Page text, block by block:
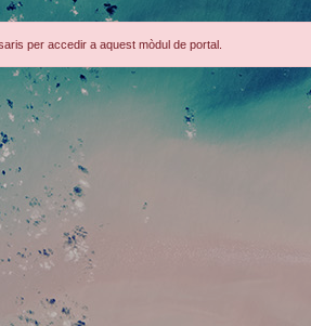
per accedir a aquest mòdul de portal.